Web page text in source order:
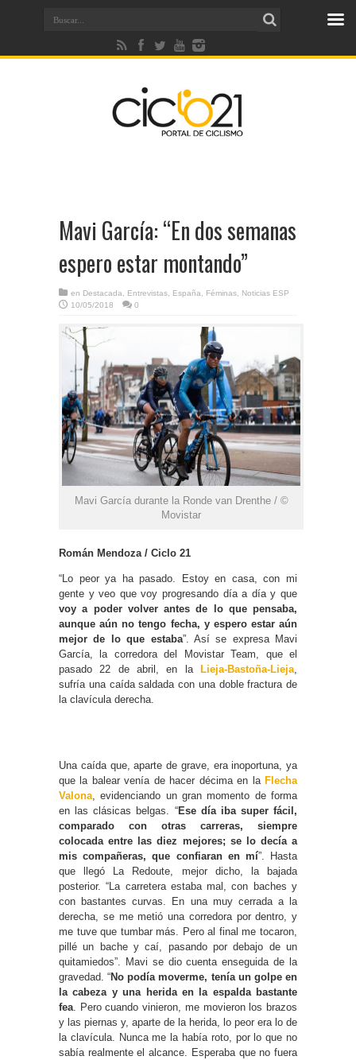
Mavi García: “En dos semanas
espero estar montando”
en Destacada Entrevistas España Féminas
Noticias ESP
10/05/2018
0
Mavi García durante la Ronde van Drenthe / ©
Movistar
Román Mendoza / Ciclo 21
“Lo peor ya ha pasado. Estoy en casa, con mi
gente y veo que voy progresando día a día y que
voy a poder volver antes de lo que pensaba,
aunque aún no tengo fecha, y espero estar aún
mejor de lo que estaba”. Así se expresa Mavi
García, la corredora del Movistar Team, que el
pasado 22 de abril, en la
Lieja-Bastoña-Lieja,
sufría una caída saldada con una doble fractura de
la clavícula derecha.
Una caída que, aparte de grave, era inoportuna, ya
que la balear venía de hacer décima en la Flecha
Valona, evidenciando un gran momento de forma
en las clásicas belgas. “Ese día iba super fácil,
comparado con otras carreras, siempre
colocada entre las diez mejores; se lo decía a
mis compañeras, que confiaran en mí”. Hasta
que llegó La Redoute, mejor dicho, la bajada
posterior. “La carretera estaba mal, con baches y
con bastantes curvas. En una muy cerrada a la
derecha, se me metió una corredora por dentro, y
me tuve que tumbar más. Pero al final me tocaron,
pillé un bache y caí, pasando por debajo de un
quitamiedos”. Mavi se dio cuenta enseguida de la
gravedad. “No podía moverme, tenía un golpe en
la cabeza y una herida en la espalda bastante
fea. Pero cuando vinieron, me movieron los brazos
y las piernas y, aparte de la herida, lo peor era lo de
la clavícula. Nunca me la había roto, por lo que no
sabía realmente el alcance. Esperaba que no fuera